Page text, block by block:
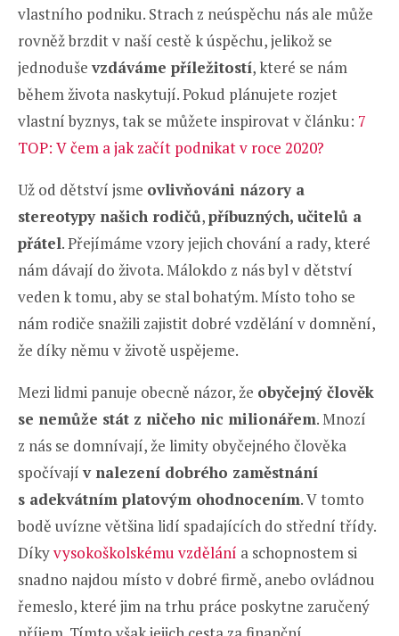
vlastního podniku. Strach z neúspěchu nás ale může
rovněž brzdit v naší cestě k úspěchu, jelikož se
jednoduše vzdáváme příležitostí, které se nám
během života naskytují. Pokud plánujete rozjet
vlastní byznys, tak se můžete inspirovat v článku: 7
TOP: V čem a jak začít podnikat v roce 2020?
Už od dětství jsme ovlivňováni názory a
stereotypy našich rodičů,příbuzných, učitelů a
přátel. Přejímáme vzory jejich chování a rady, které
nám dávají do života. Málokdo z nás byl v dětství
veden k tomu, aby se stal bohatým. Místo toho se
nám rodiče snažili zajistit dobré vzdělání v domnění,
že díky němu v životě uspějeme.
Mezi lidmi panuje obecně názor, že obyčejný člověk
se nemůže stát z ničeho nic milionářem. Mnozí
z nás se domnívají, že limity obyčejného člověka
spočívají v nalezení dobrého zaměstnání
s adekvátním platovým ohodnocením. V tomto
bodě uvízne většina lidí spadajících do střední třídy.
Díkyvysokoškolskému vzdělání a schopnostem si
snadno najdou místo v dobré firmě, anebo ovládnou
řemeslo, které jim na trhu práce poskytne zaručený